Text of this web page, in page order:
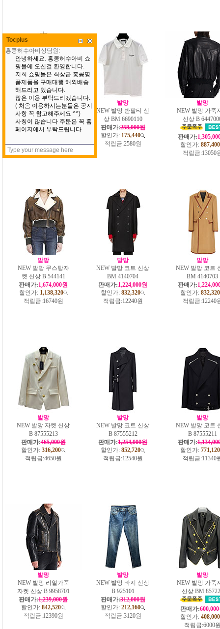
발망
NEW 발망 반팔티 신
상 BM 6690111
판매가:258,000원
적립금:2580원
발망
NEW 발망 반팔티 신
상 BM 6690110
판매가:258,000원
할인가: 175,440
적립금:2580원
발망
NEW 발망 가죽
신상 B
판매가:
할인가: 887,400
적립금:13050
발망
NEW 발망 무스탕자
켓 신상 B 544141
판매가:1,674,000원
할인가: 1,138,320
적립금:16740원
발망
NEW 발망 코트 신상
BM 4140704
판매가:1,224,000원
할인가: 832,320
적립금:12240원
발망
NEW 발망 코트
BM 4140703
판매가:
할인가: 832,320
적립금:12240
발망
NEW 발망 자켓 신상
B 87555213
판매가:465,000원
할인가: 316,200
적립금:4650원
발망
NEW 발망 코트 신상
B 87555212
판매가:1,254,000원
할인가: 852,720
적립금:12540원
발망
NEW 발망 코트
B 87555211
판매가:
할인가: 771,120
적립금:11340
발망
NEW 발망 리얼가죽
자켓 신상 B 9958701
판매가:1,239,000원
할인가: 842,520
적립금:12390원
발망
NEW 발망 바지 신상
B 925101
판매가:312,000원
할인가: 212,160
적립금:3120원
발망
NEW 발망 가죽
신상 BM
판매가:
할인가: 408,000
적립금:6000
Tocplus